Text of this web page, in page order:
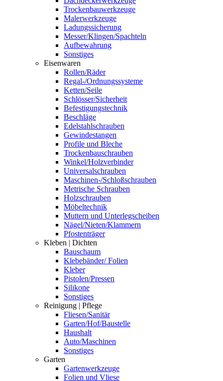
Trockenbauwerkzeuge
Malerwerkzeuge
Ladungssicherung
Messer/Klingen/Spachteln
Aufbewahrung
Sonstiges
Eisenwaren
Rollen/Räder
Regal-/Ordnungssysteme
Ketten/Seile
Schlösser/Sicherheit
Befestigungstechnik
Beschläge
Edelstahlschrauben
Gewindestangen
Profile und Bleche
Trockenbauschrauben
Winkel/Holzverbinder
Universalschrauben
Maschinen-/Schloßschrauben
Metrische Schrauben
Holzschrauben
Möbeltechnik
Muttern und Unterlegscheiben
Nägel/Nieten/Klammern
Pfostenträger
Kleben | Dichten
Bauschaum
Klebebänder/ Folien
Kleber
Pistolen/Pressen
Silikone
Sonstiges
Reinigung | Pflege
Fliesen/Sanitär
Garten/Hof/Baustelle
Haushalt
Auto/Maschinen
Sonstiges
Garten
Gartenwerkzeuge
Folien und Vliese